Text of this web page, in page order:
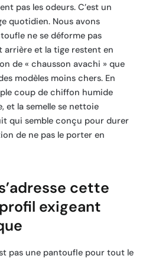
pas les odeurs. C’est un
quotidien. Nous avons
ne se déforme pas
et la tige restent en
de « chausson avachi » que
modèles moins chers. En
coup de chiffon humide
et la semelle se nettoie
qui semble conçu pour durer
de ne pas le porter en
cette
exigeant
pas une pantoufle pour tout le